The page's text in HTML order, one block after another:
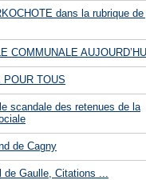
dans la rubrique
COMMUNALE AUJOURD’HUI
POUR TOUS
scandale des retenues de la
de Cagny
de Gaulle, Citations ...